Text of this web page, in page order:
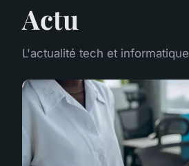
Actu
L'actualité tech et informatique